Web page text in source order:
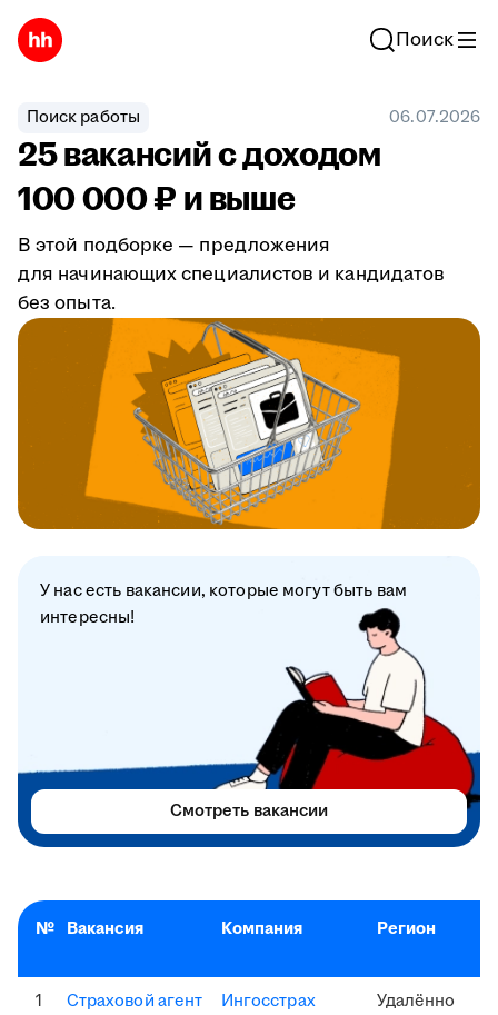
Поиск
Поиск работы 06.07.2026
25 вакансий с доходом
100 000 ₽ и выше
В этой подборке — предложения
для начинающих специалистов и кандидатов
без опыта.
№ Вакансия Компания Регион
1 Страховой агент Ингосстрах Удалённо
У нас есть вакансии, которые могут быть вам
интересны!
Смотреть вакансии